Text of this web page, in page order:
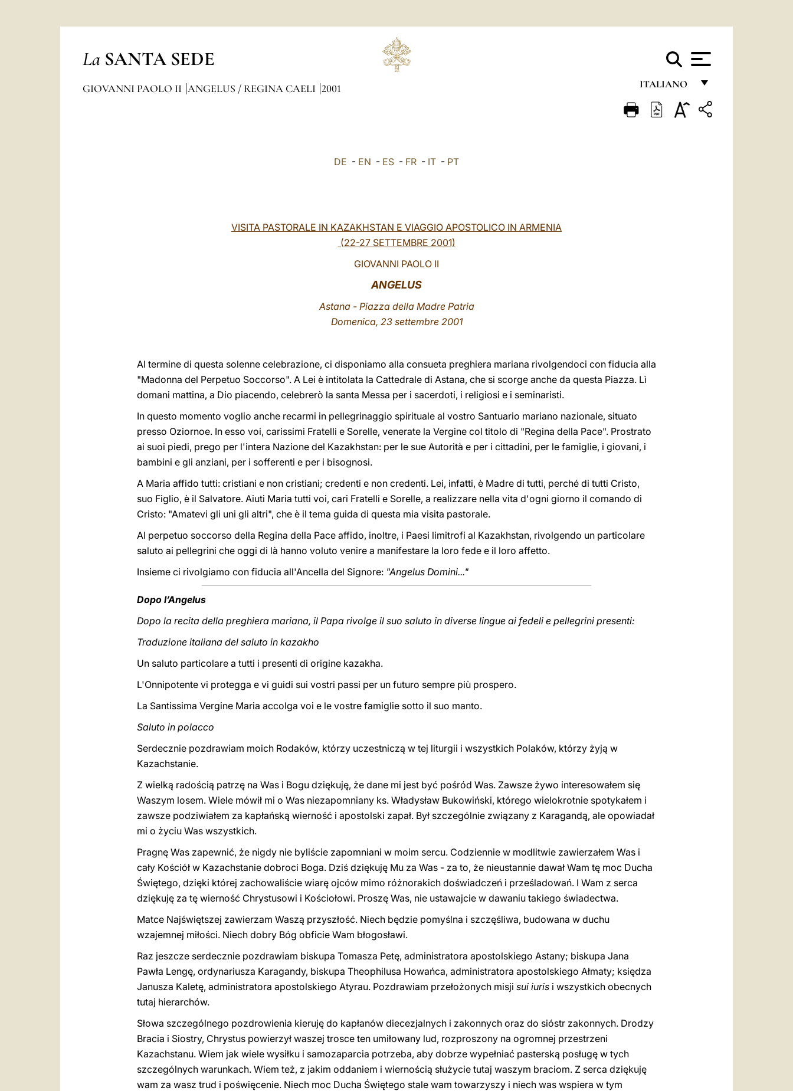
La SANTA SEDE
ITALIANO
FRANÇAIS
GIOVANNI PAOLO II ANGELUS / REGINA CAELI 2001
DE - EN - ES - FR - IT - PT
VISITA PASTORALE IN KAZAKHSTAN E VIAGGIO APOSTOLICO IN ARMENIA
(22-27 SETTEMBRE 2001)
GIOVANNI PAOLO II
ANGELUS
Astana - Piazza della Madre Patria
Domenica, 23 settembre 2001
Al termine di questa solenne celebrazione, ci disponiamo alla consueta preghiera mariana rivolgendoci con fiducia alla
"Madonna del Perpetuo Soccorso". A Lei è intitolata la Cattedrale di Astana, che si scorge anche da questa Piazza. Lì
domani mattina, a Dio piacendo, celebrerò la santa Messa per i sacerdoti, i religiosi e i seminaristi.
In questo momento voglio anche recarmi in pellegrinaggio spirituale al vostro Santuario mariano nazionale, situato
presso Oziornoe. In esso voi, carissimi Fratelli e Sorelle, venerate la Vergine col titolo di "Regina della Pace". Prostrato
ai suoi piedi, prego per l'intera Nazione del Kazakhstan: per le sue Autorità e per i cittadini, per le famiglie, i giovani, i
bambini e gli anziani, per i sofferenti e per i bisognosi.
A Maria affido tutti: cristiani e non cristiani; credenti e non credenti. Lei, infatti, è Madre di tutti, perché di tutti Cristo,
suo Figlio, è il Salvatore. Aiuti Maria tutti voi, cari Fratelli e Sorelle, a realizzare nella vita d'ogni giorno il comando di
Cristo: "Amatevi gli uni gli altri", che è il tema guida di questa mia visita pastorale.
Al perpetuo soccorso della Regina della Pace affido, inoltre, i Paesi limitrofi al Kazakhstan, rivolgendo un particolare
saluto ai pellegrini che oggi di là hanno voluto venire a manifestare la loro fede e il loro affetto.
Insieme ci rivolgiamo con fiducia all'Ancella del Signore: "Angelus Domini..."
Dopo l’Angelus
Dopo la recita della preghiera mariana, il Papa rivolge il suo saluto in diverse lingue ai fedeli e pellegrini presenti:
Traduzione italiana del saluto in kazakho
Un saluto particolare a tutti i presenti di origine kazakha.
L'Onnipotente vi protegga e vi guidi sui vostri passi per un futuro sempre più prospero.
La Santissima Vergine Maria accolga voi e le vostre famiglie sotto il suo manto.
Saluto in polacco
Serdecznie pozdrawiam moich Rodaków, którzy uczestniczą w tej liturgii i wszystkich Polaków, którzy żyją w
Kazachstanie.
Z wielką radością patrzę na Was i Bogu dziękuję, że dane mi jest być pośród Was. Zawsze żywo interesowałem się
Waszym losem. Wiele mówił mi o Was niezapomniany ks. Władysław Bukowiński, którego wielokrotnie spotykałem i
zawsze podziwiałem za kapłańską wierność i apostolski zapał. Był szczególnie związany z Karagandą, ale opowiadał
mi o życiu Was wszystkich.
Pragnę Was zapewnić, że nigdy nie byliście zapomniani w moim sercu. Codziennie w modlitwie zawierzałem Was i
cały Kościół w Kazachstanie dobroci Boga. Dziś dziękuję Mu za Was - za to, że nieustannie dawał Wam tę moc Ducha
Świętego, dzięki której zachowaliście wiarę ojców mimo różnorakich doświadczeń i prześladowań. I Wam z serca
dziękuję za tę wierność Chrystusowi i Kościołowi. Proszę Was, nie ustawajcie w dawaniu takiego świadectwa.
Matce Najświętszej zawierzam Waszą przyszłość. Niech będzie pomyślna i szczęśliwa, budowana w duchu
wzajemnej miłości. Niech dobry Bóg obficie Wam błogosławi.
Raz jeszcze serdecznie pozdrawiam biskupa Tomasza Petę, administratora apostolskiego Astany; biskupa Jana
Pawła Lengę, ordynariusza Karagandy, biskupa Theophilusa Howańca, administratora apostolskiego Ałmaty; księdza
Janusza Kaletę, administratora apostolskiego Atyrau. Pozdrawiam przełożonych misji sui iuris i wszystkich obecnych
tutaj hierarchów.
Słowa szczególnego pozdrowienia kieruję do kapłanów diecezjalnych i zakonnych oraz do sióstr zakonnych. Drodzy
Bracia i Siostry, Chrystus powierzył waszej trosce ten umiłowany lud, rozproszony na ogromnej przestrzeni
Kazachstanu. Wiem jak wiele wysiłku i samozaparcia potrzeba, aby dobrze wypełniać pasterską posługę w tych
szczególnych warunkach. Wiem też, z jakim oddaniem i wiernością służycie tutaj waszym braciom. Z serca dziękuję
wam za wasz trud i poświęcenie. Niech moc Ducha Świętego stale wam towarzyszy i niech was wspiera w tym